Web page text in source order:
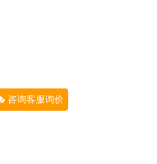
咨询客服询价